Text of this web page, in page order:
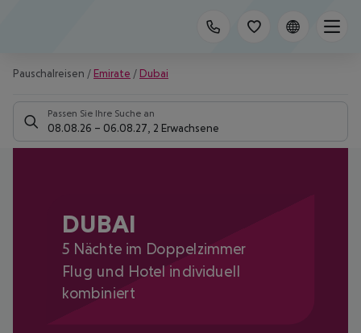
Pauschalreisen / Emirate / Dubai
Passen Sie Ihre Suche an
08.08.26 – 06.08.27 2 Erwachsene
DUBAI
5 Nächte im Doppelzimmer
Flug und Hotel individuell
kombiniert